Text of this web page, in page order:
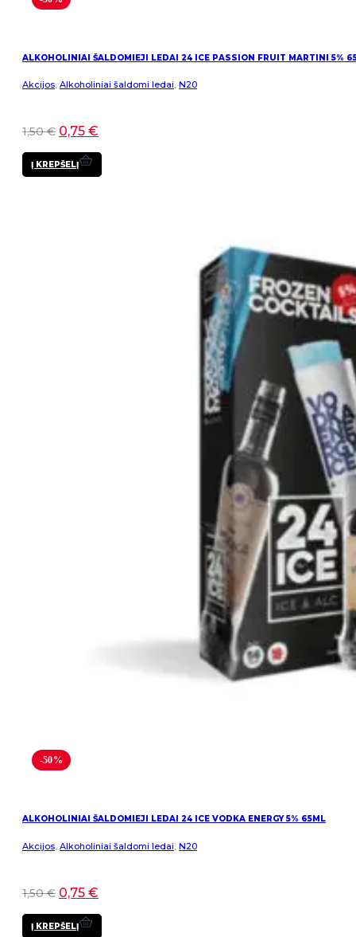
ALKOHOLINIAI ŠALDOMIEJI LEDAI 24 ICE PASSION FRUIT MARTINI 5%
Akcijos, Alkoholiniai šaldomi ledai, N20
1,50€ 0,75 €
Į KREPŠELĮ
-50%
ALKOHOLINIAI ŠALDOMIEJI LEDAI 24 ICE VODKA ENERGY 5% 65ML
Akcijos Alkoholiniai šaldomi ledai N20
1,50€ 0,75 €
Į KREPŠELĮ